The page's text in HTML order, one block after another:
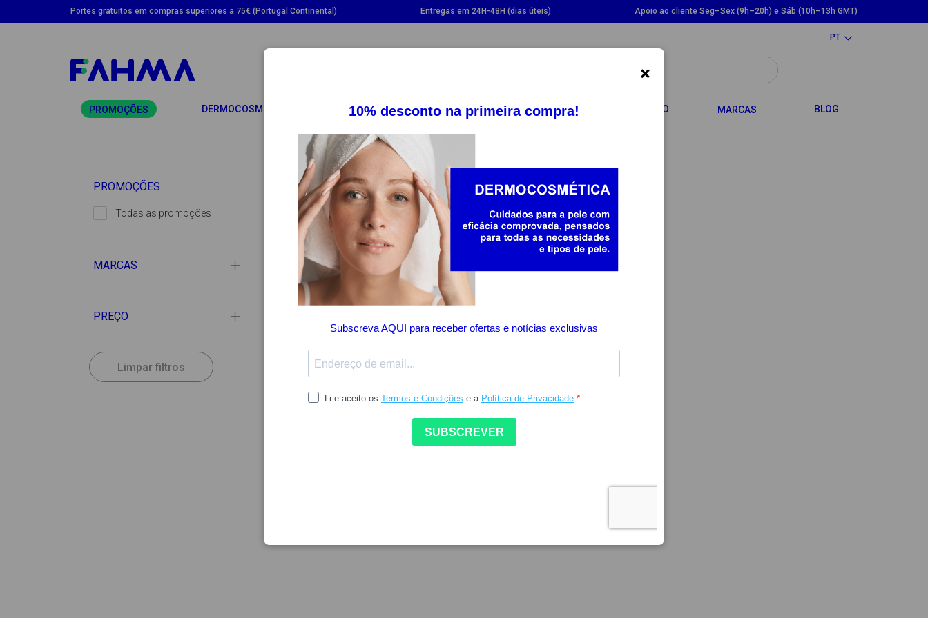
Portes gratuitos em compras superiores a 75€ (Portugal Continental) Entregas em 24H-48H (dias úteis) Apoio ao cliente Seg–Sex (9h–20h) e Sáb (10h–13h GMT)
PT
PROMOÇÕES DERMOCOSMÉTICA TOGGLE DROPDOWN
SUPLEMENTOSTOGGLE DROPDOWN
SAÚDETOGGLE DROPDOWN
BEBÉ E MAMÃ TOGGLE DROPDOWN
CABELOTOGGLE DROPDOWN
MARCAS BLOG
PROMOÇÕES
Todas as promoções
MARCAS
PREÇO
Limpar filtros
Indisponível
×